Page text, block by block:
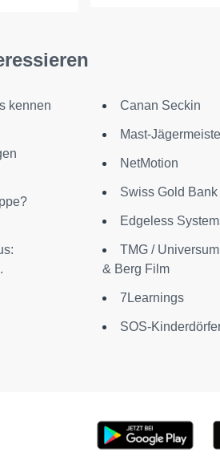
kennen
Canan Seckin
Mast-
NetMotion
Swiss Gold Bank
Edgeless
TMG /
& Berg Film
7Learnings
SOS-